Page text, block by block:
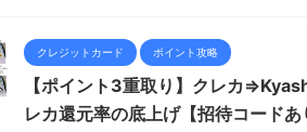
クレジットカード ポイント攻略
【ポイント3重取り】クレカ
レカ還元率の底上げ【招待コードあ